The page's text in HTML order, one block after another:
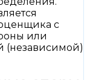
с
или
(независимой)